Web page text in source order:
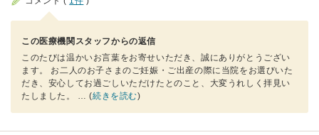
この医療機関スタッフからの返信
このたびは温かいお言葉をお寄せいただき、誠にありがとうござい
ます。 お二人のお子さまのご妊娠・ご出産の際に当院をお選びいた
だき、安心してお過ごしいただけたとのこと、大変うれしく拝見い
たしました。 … (続きを読む)